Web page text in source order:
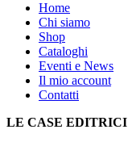
Home
Chi siamo
Shop
Cataloghi
Eventi e News
Il mio account
Contatti
LE CASE EDITRICI